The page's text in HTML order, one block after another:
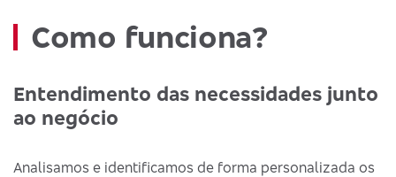
Como funciona?
Entendimento das necessidades junto
ao negócio
Analisamos e identificamos de forma personalizada os